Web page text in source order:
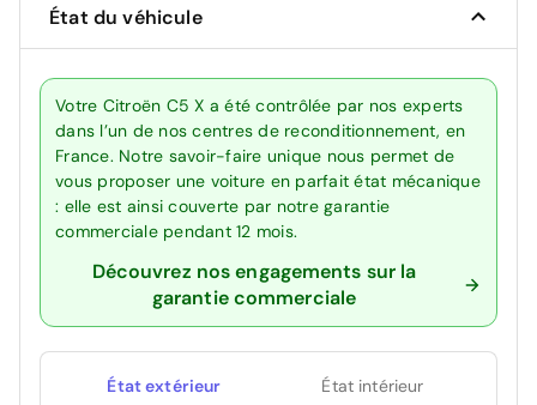
État du véhicule
Votre Citroën C5 X a été contrôlée par nos experts
dans l’un de nos centres de reconditionnement, en
France. Notre savoir-faire unique nous permet de
vous proposer une voiture en parfait état mécanique
: elle est ainsi couverte par notre garantie
commerciale pendant 12 mois.
Découvrez nos engagements sur la
garantie commerciale
État extérieur État intérieur